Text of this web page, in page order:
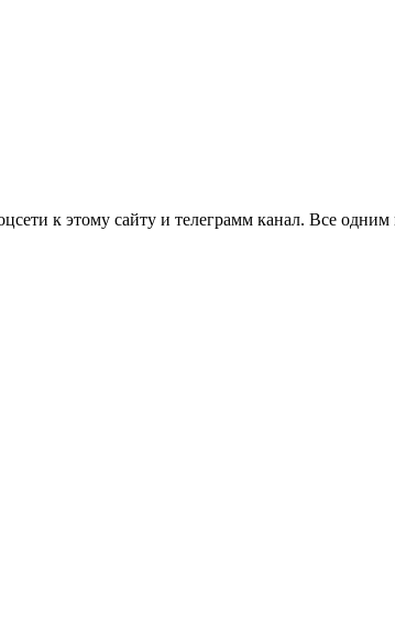
к этому сайту и телеграмм канал. Все